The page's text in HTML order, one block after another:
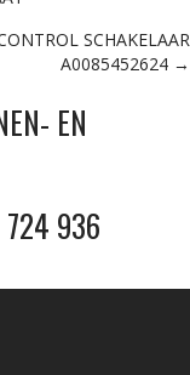
SCHAKELAAR
A0085452624 →
EN
724 936